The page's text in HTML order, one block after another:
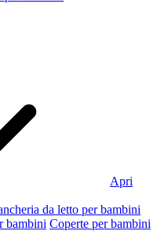
Apri
da letto per bambini
bambini Coperte per bambini